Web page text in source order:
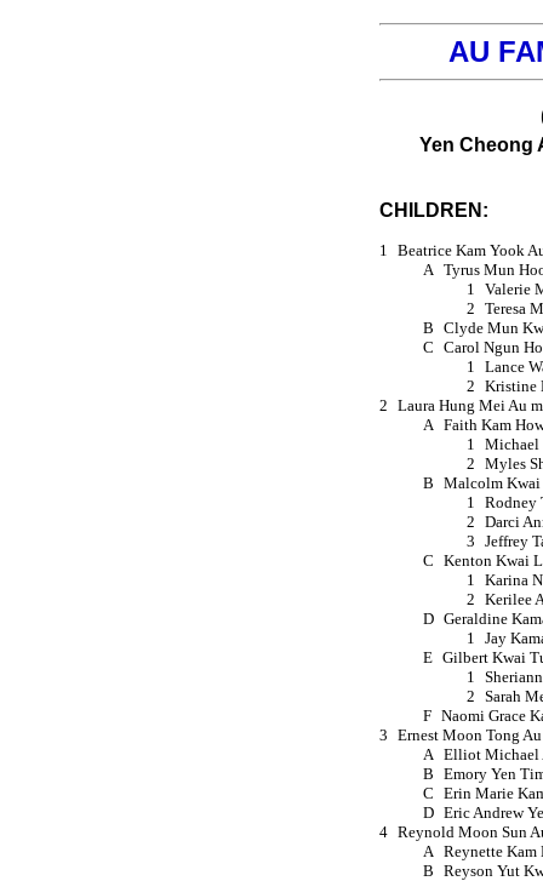
AU
Yen Cheong
CHILDREN:
1 Beatrice Kam Yook
A Tyrus Mun
1 Valerie
2 Teresa
B Clyde Mun
C Carol Ngun
1 Lance
2 Kristine
2 Laura Hung Mei Au
A Faith Kam
1 Michael
2 Myles
B Malcolm Kwai
1 Rodney
2 Darci
3 Jeffrey
C Kenton Kwai
1 Karina
2 Kerilee
D Geraldine
1 Jay
E Gilbert Kwai
1
2 Sarah
F Naomi Grace
3 Ernest Moon Tong
A Elliot Michael
B Emory Yen
C Erin Marie
D Eric Andrew
4 Reynold Moon Sun
A Reynette Kam
B Reyson Yut